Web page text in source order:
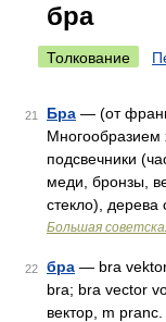
бра
Толкование
21 Бра — (от
Многообразием
подсвечники
меди, бронзы,
стекло),
Большая
22 бра — bra
bra; bra vector
вектор, m